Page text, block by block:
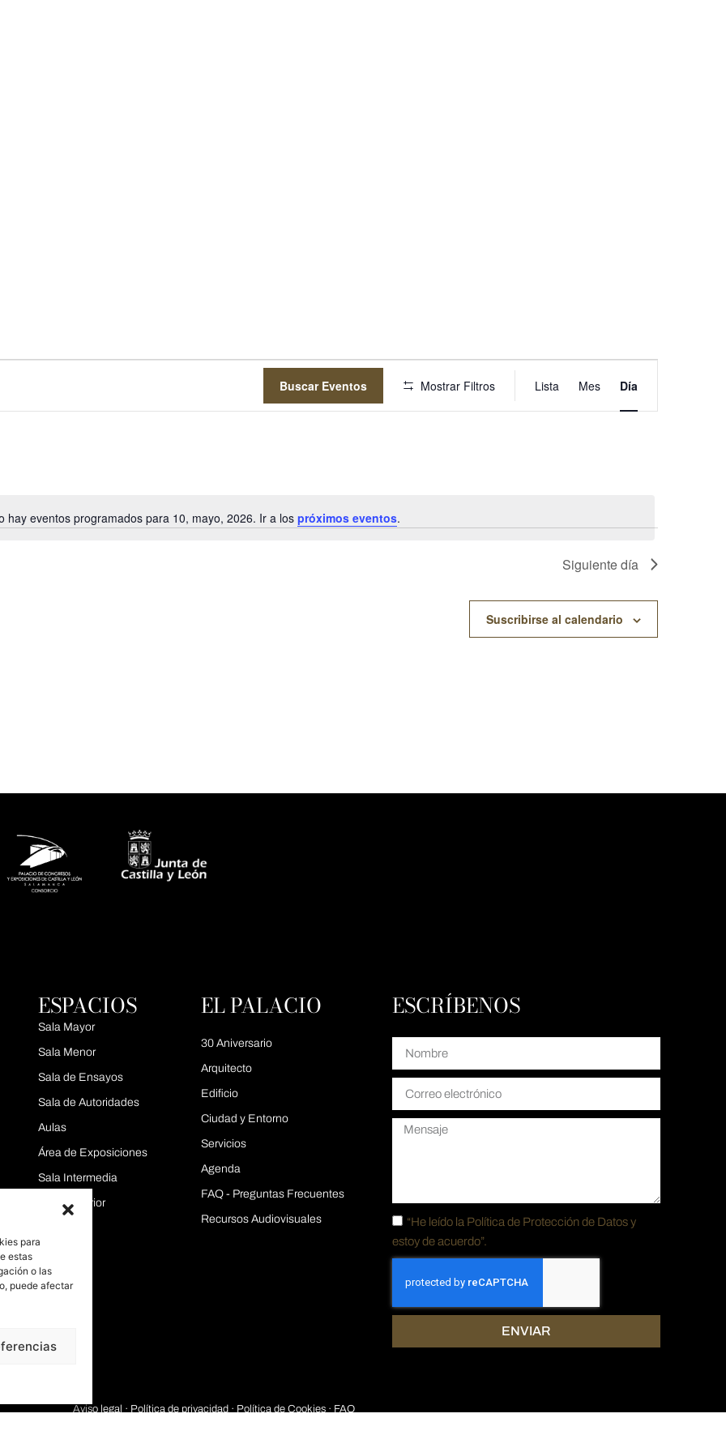
para
estas
o las
puede afectar
Aviso
hay eventos programados para 10, mayo, 2026. Ir a los próximos eventos.
Buscar Eventos Mostrar Filtros De
Lista Mes Día
Siguiente día
Suscribirse al calendario
ESPACIOS
Sala Mayor
Sala Menor
Sala de Ensayos
Sala de Autoridades
Aulas
Área de Exposiciones
Sala Intermedia
Sala Superior
EL PALACIO
30 Aniversario
Arquitecto
Edificio
Ciudad y Entorno
Servicios
Agenda
FAQ - Preguntas Frecuentes
Recursos Audiovisuales
ESCRÍBENOS
“He leído la Política de Protección de Datos y
estoy de acuerdo”.
ENVIAR
Aviso legal · Política de privacidad · Política de Cookies · FAQ